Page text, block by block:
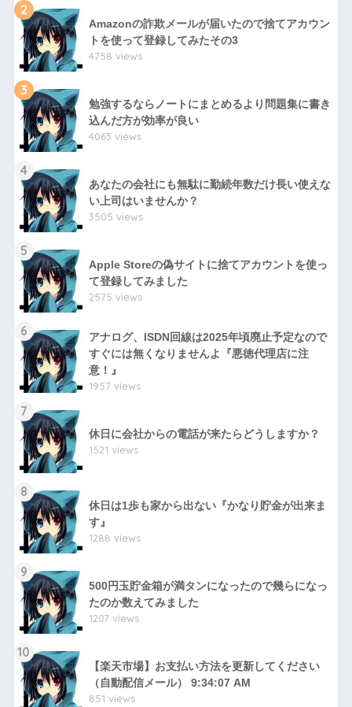
2
Amazonの詐欺メールが届いたので捨てアカウン
トを使って登録してみたその3
4758 views
3
勉強するならノートにまとめるより問題集に書き
込んだ方が効率が良い
4063 views
4
あなたの会社にも無駄に勤続年数だけ長い使えな
い上司はいませんか？
3505 views
5
Apple Storeの偽サイトに捨てアカウントを使っ
て登録してみました
2575 views
6
アナログ、ISDN回線は2025年頃廃止予定なので
すぐには無くなりませんよ『悪徳代理店に注
意！』
1957 views
7
休日に会社からの電話が来たらどうしますか？
1521 views
8
休日は1歩も家から出ない『かなり貯金が出来ま
す』
1288 views
9
500円玉貯金箱が満タンになったので幾らになっ
たのか数えてみました
1207 views
10
【楽天市場】お支払い方法を更新してください
（自動配信メール） 9:34:07 AM
851 views